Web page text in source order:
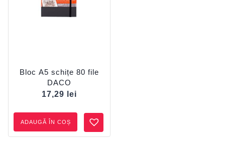
Bloc A5 schițe 80 file
DACO
17,29
lei
ADAUGĂ ÎN COȘ